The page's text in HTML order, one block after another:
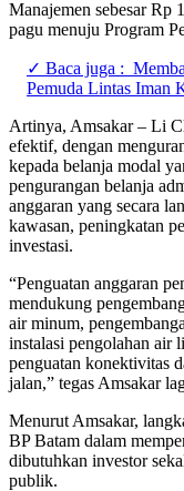
Manajemen sebesar Rp
pagu menuju Program
✓ Baca juga :
Pemuda Lintas Iman
Artinya, Amsakar – Li
efektif, dengan
kepada belanja modal
pengurangan belanja
anggaran yang secara
kawasan, peningkatan
investasi.
“Penguatan anggaran
mendukung
air minum,
instalasi pengolahan air
penguatan konektivitas
jalan,” tegas Amsakar
Menurut Amsakar,
BP Batam dalam
dibutuhkan investor
publik.